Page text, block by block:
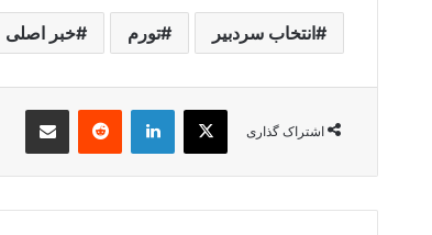
انتخاب سردبیر تورم خبر اصلی
اشتراک گذاری
X لینکدین ‫رددیت اشتراک گذاری از طریق ایمیل